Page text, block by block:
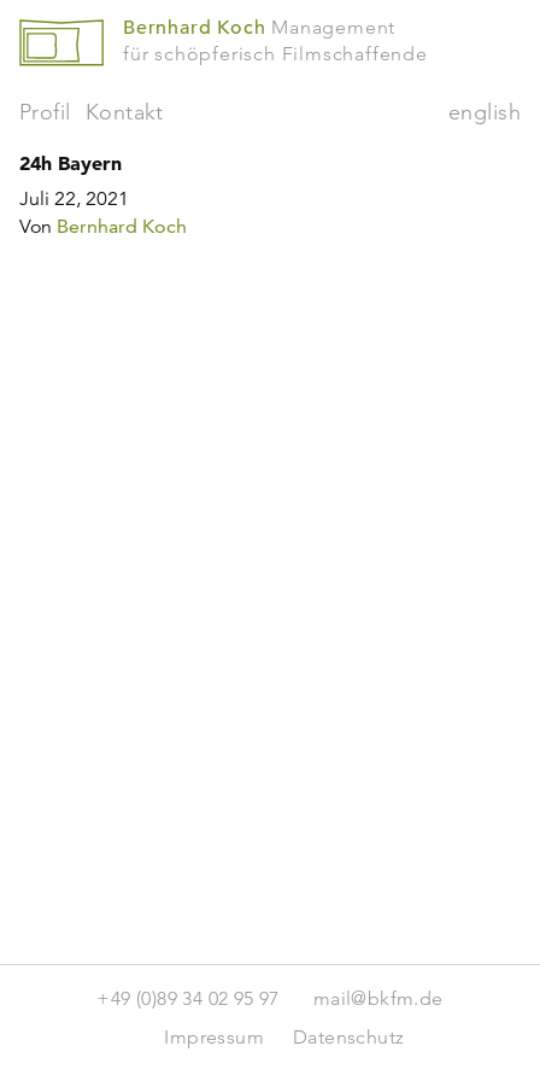
Bernhard Koch Management
für schöpferisch Filmschaffende
Profil Kontakt english
24h Bayern
Juli 22, 2021
Von Bernhard Koch
+49 (0)89 34 02 95 97
mail@bkfm.de
Impressum
Datenschutz